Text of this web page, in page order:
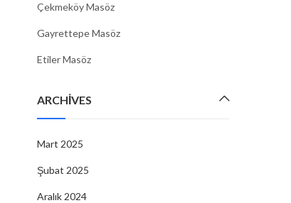
Çekmeköy Masöz
Gayrettepe Masöz
Etiler Masöz
ARCHIVES
Mart 2025
Şubat 2025
Aralık 2024